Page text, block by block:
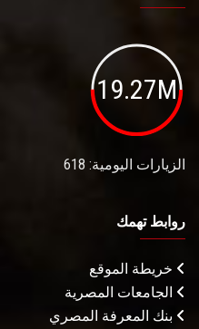
19.27M
الزيارات اليومية: 618
روابط تهمك
خريطة الموقع
الجامعات المصرية
بنك المعرفة المصري